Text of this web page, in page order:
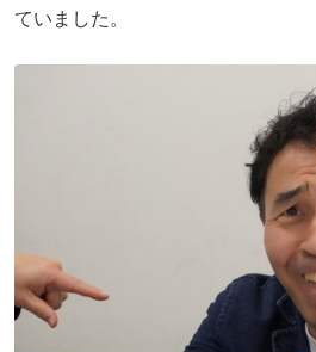
ていました。